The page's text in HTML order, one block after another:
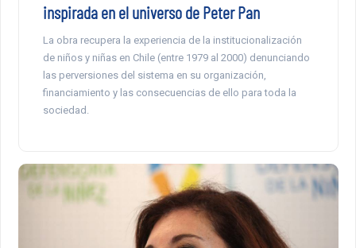
inspirada en el universo de Peter Pan
La obra recupera la experiencia de la institucionalización
de niños y niñas en Chile (entre 1979 al 2000) denunciando
las perversiones del sistema en su organización,
financiamiento y las consecuencias de ello para toda la
sociedad.